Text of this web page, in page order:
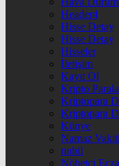
Header4
Hisse Detay
Hisse Detay
Hisseler
İletişim
Kayıt Ol
Kripto
Kriptopara
Kriptopara
Künye
Namaz
nnbil
Nöbetçi